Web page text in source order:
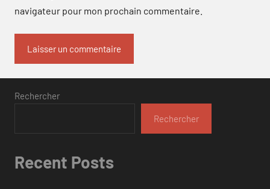
navigateur pour mon prochain commentaire.
Rechercher
Rechercher
Recent Posts